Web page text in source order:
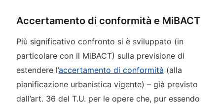
Accertamento di conformità e MiBACT
Più significativo confronto si è sviluppato (in
particolare con il MiBACT) sulla previsione di
estendere l’accertamento di conformità (alla
pianificazione urbanistica vigente) – già previsto
dall’art. 36 del T.U. per le opere che, pur essendo